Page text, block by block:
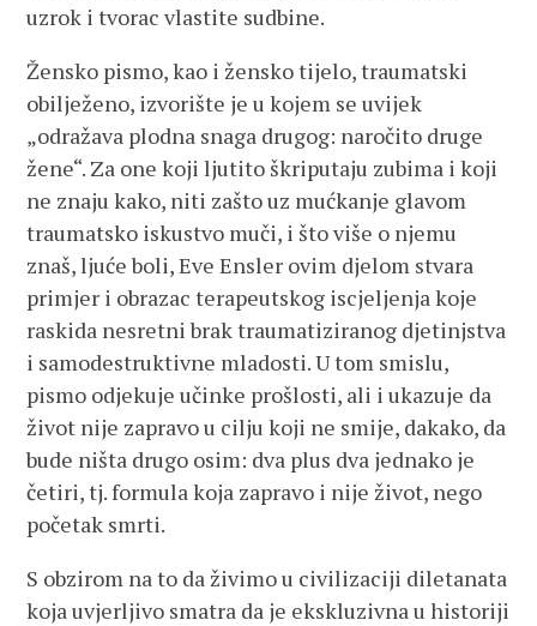
uzrok i tvorac vlastite sudbine.
Žensko pismo, kao i žensko tijelo, traumatski
obilježeno, izvorište je u kojem se uvijek
„odražava plodna snaga drugog: naročito druge
žene“. Za one koji ljutito škriputaju zubima i koji
ne znaju kako, niti zašto uz mućkanje glavom
traumatsko iskustvo muči, i što više o njemu
znaš, ljuće boli, Eve Ensler ovim djelom stvara
primjer i obrazac terapeutskog iscjeljenja koje
raskida nesretni brak traumatiziranog djetinjstva
i samodestruktivne mladosti. U tom smislu,
pismo odjekuje učinke prošlosti, ali i ukazuje da
život nije zapravo u cilju koji ne smije, dakako, da
bude ništa drugo osim: dva plus dva jednako je
četiri, tj. formula koja zapravo i nije život, nego
početak smrti.
S obzirom na to da živimo u civilizaciji diletanata
koja uvjerljivo smatra da je ekskluzivna u historiji